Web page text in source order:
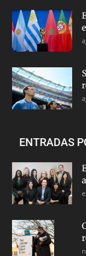
ENTRADAS